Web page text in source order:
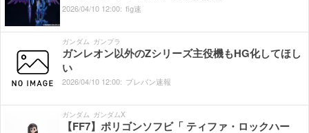
2026/04/10 12:00: fig速
ガンダム ガンプラ
ガンレオン以外のZシリーズ主役機もHG化してほし
い
2026/04/10 12:00: プレバン速報
ガンダム ガンダムX
【FF7】ポリゴンソフビ「 ティファ・ロックハー